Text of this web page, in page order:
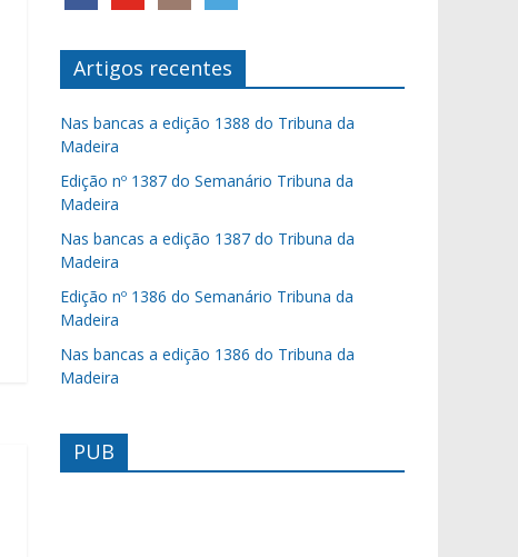
Artigos recentes
Nas bancas a edição 1388 do Tribuna da
Madeira
Edição nº 1387 do Semanário Tribuna da
Madeira
Nas bancas a edição 1387 do Tribuna da
Madeira
Edição nº 1386 do Semanário Tribuna da
Madeira
Nas bancas a edição 1386 do Tribuna da
Madeira
PUB